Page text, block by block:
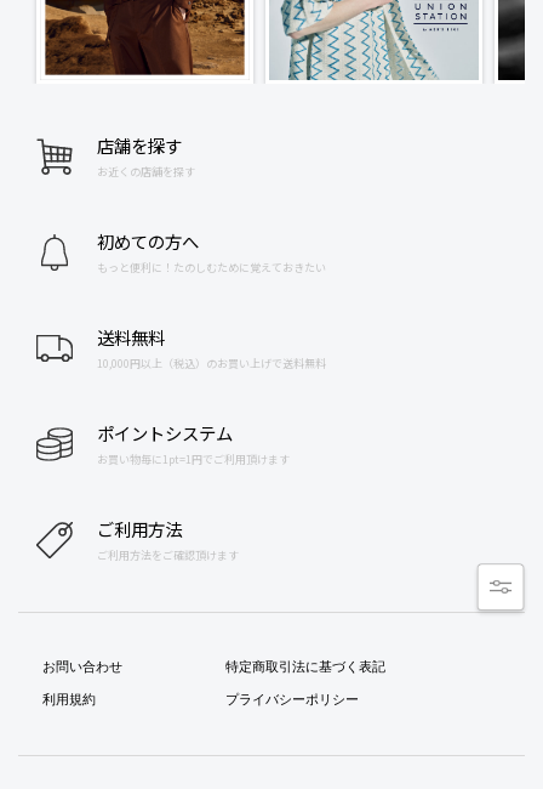
店舗を探す
お近くの店舗を探す
初めての方へ
もっと便利に！たのしむために覚えておきたい
送料無料
10,000円以上（税込）のお買い上げで送料無料
ポイントシステム
お買い物毎に1pt=1円でご利用頂けます
ご利用方法
ご利用方法をご確認頂けます
お問い合わせ
利用規約
特定商取引法に基づく表記
プライバシーポリシー